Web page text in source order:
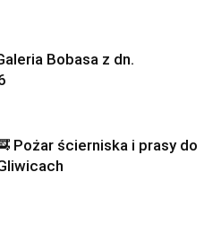
Bobasa z dn.
Pożar ścierniska i prasy do